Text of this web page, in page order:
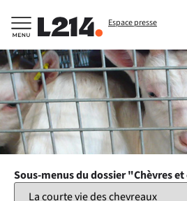
Espace presse
Sous-menus du dossier "Chèvres